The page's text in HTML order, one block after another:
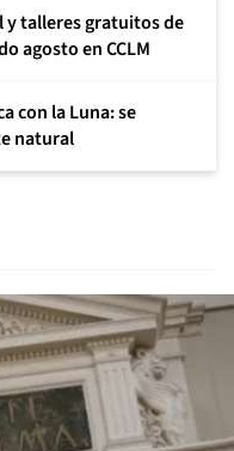
y talleres gratuitos de
agosto en CCLM
con la Luna: se
natural